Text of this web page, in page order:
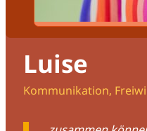
Luise
Kommunikation,